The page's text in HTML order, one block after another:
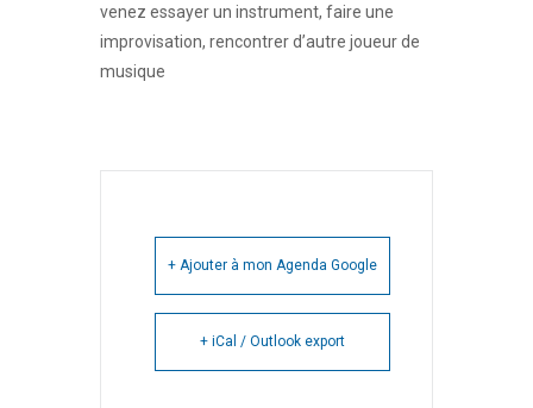
venez essayer un instrument, faire une
improvisation, rencontrer d’autre joueur de
musique
+ Ajouter à mon Agenda Google
+ iCal / Outlook export